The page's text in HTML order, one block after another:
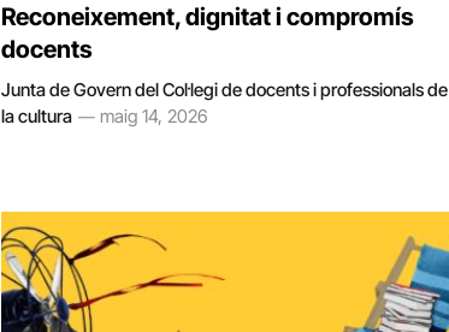
Reconeixement, dignitat i compromís
docents
Junta de Govern del Col·legi de docents i professionals de
la cultura
maig 14, 2026